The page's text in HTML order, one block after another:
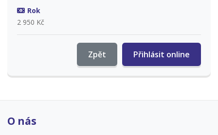
Rok
2 950 Kč
Přihlásit online
Zpět
O nás